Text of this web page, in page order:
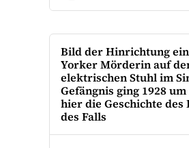
Bild der Hinrichtung
Yorker Mörderin auf
elektrischen Stuhl im
Gefängnis ging 1928
hier die Geschichte des
des Falls